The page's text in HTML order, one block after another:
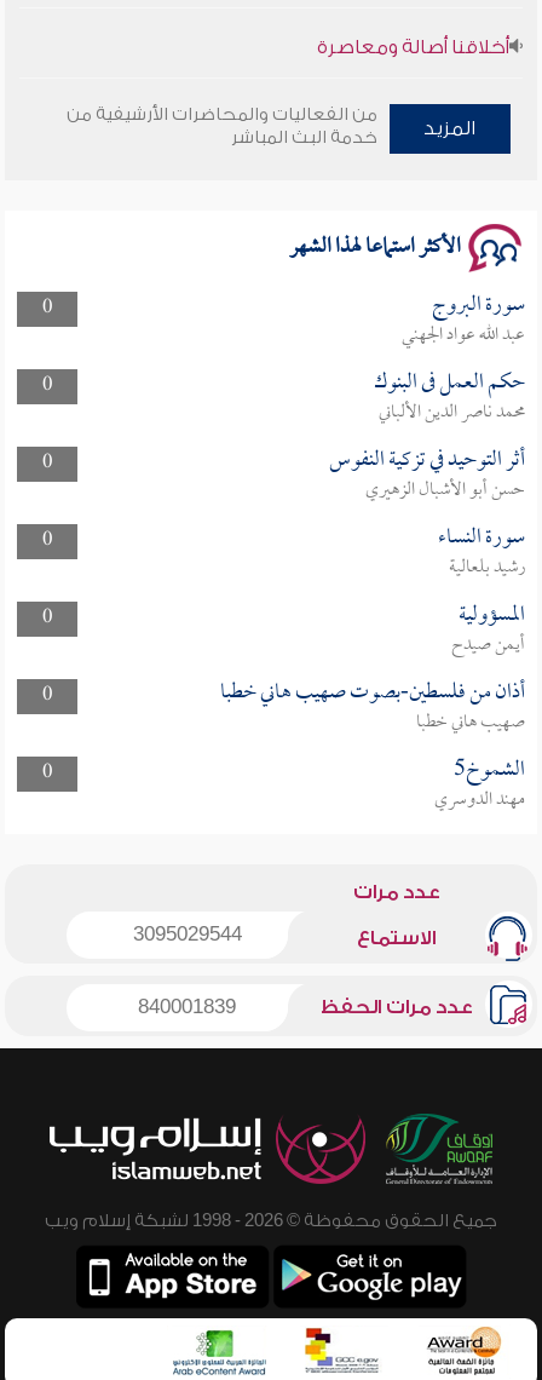
سلسلة محاضرات نفحات رمضانية 1444هـ
المزيد
من الفعاليات والمحاضرات الأرشيفية من
خدمة البث المباشر
الأكثر استماعا لهذا الشهر
0 سورة البروج
عبد الله عواد الجهني
0
حكم العمل فى البنوك
محمد ناصر الدين الألباني
0
أثر التوحيد في تزكية النفوس
حسن أبو الأشبال الزهيري
0
سورة النساء
رشيد بلعالية
0
المسؤولية
أيمن صيدح
0
أذان من فلسطين-بصوت صهيب هاني خطبا
صهيب هاني خطبا
0
الشموخ5
مهند الدوسري
عدد مرات
الاستماع 3095029544
عدد مرات الحفظ 840001839
جميع الحقوق محفوظة © 2026 - 1998 لشبكة إسلام ويب